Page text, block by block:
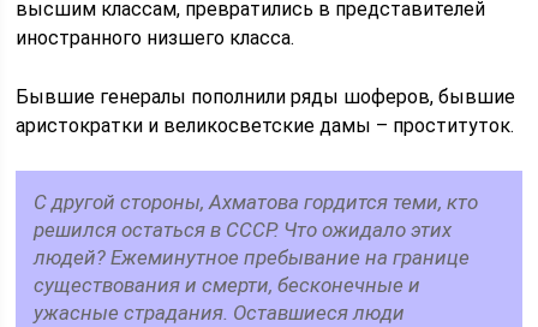
высшим классам, превратились в представителей
иностранного низшего класса.
Бывшие генералы пополнили ряды шоферов, бывшие
аристократки и великосветские дамы – проституток.
С другой стороны, Ахматова гордится теми, кто
решился остаться в СССР. Что ожидало этих
людей? Ежеминутное пребывание на границе
существования и смерти, бесконечные и
ужасные страдания. Оставшиеся люди